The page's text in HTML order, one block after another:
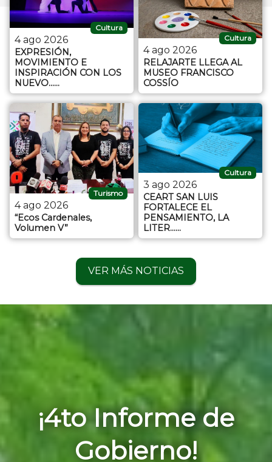
Cultura
4 ago 2026
EXPRESIÓN,
MOVIMIENTO E
INSPIRACIÓN CON LOS
NUEVO…...
Cultura
4 ago 2026
RELAJARTE LLEGA AL
MUSEO FRANCISCO
COSSÍO
Turismo
4 ago 2026
“Ecos Cardenales,
Volumen V”
Cultura
3 ago 2026
CEART SAN LUIS
FORTALECE EL
PENSAMIENTO, LA
LITER…...
VER MÁS NOTICIAS
¡4to Informe de
Gobierno!